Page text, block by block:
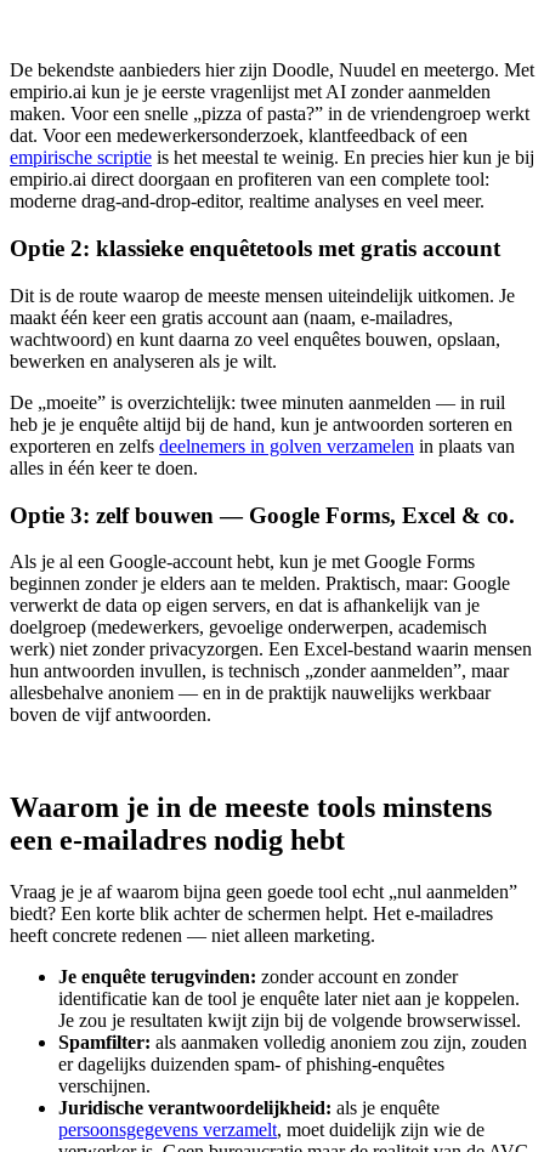
De bekendste aanbieders hier zijn Doodle, Nuudel en meetergo. Met
empirio.ai kun je je eerste vragenlijst met AI zonder aanmelden
maken. Voor een snelle „pizza of pasta?” in de vriendengroep werkt
dat. Voor een medewerkersonderzoek, klantfeedback of een
empirische scriptie is het meestal te weinig. En precies hier kun je bij
empirio.ai direct doorgaan en profiteren van een complete tool:
moderne drag-and-drop-editor, realtime analyses en veel meer.
Optie 2: klassieke enquêtetools met gratis account
Dit is de route waarop de meeste mensen uiteindelijk uitkomen. Je
maakt één keer een gratis account aan (naam, e-mailadres,
wachtwoord) en kunt daarna zo veel enquêtes bouwen, opslaan,
bewerken en analyseren als je wilt.
De „moeite” is overzichtelijk: twee minuten aanmelden — in ruil
heb je je enquête altijd bij de hand, kun je antwoorden sorteren en
exporteren en zelfs deelnemers in golven verzamelen in plaats van
alles in één keer te doen.
Optie 3: zelf bouwen — Google Forms, Excel & co.
Als je al een Google-account hebt, kun je met Google Forms
beginnen zonder je elders aan te melden. Praktisch, maar: Google
verwerkt de data op eigen servers, en dat is afhankelijk van je
doelgroep (medewerkers, gevoelige onderwerpen, academisch
werk) niet zonder privacyzorgen. Een Excel-bestand waarin mensen
hun antwoorden invullen, is technisch „zonder aanmelden”, maar
allesbehalve anoniem — en in de praktijk nauwelijks werkbaar
boven de vijf antwoorden.
Waarom je in de meeste tools minstens
een e-mailadres nodig hebt
Vraag je je af waarom bijna geen goede tool echt „nul aanmelden”
biedt? Een korte blik achter de schermen helpt. Het e-mailadres
heeft concrete redenen — niet alleen marketing.
Je enquête terugvinden: zonder account en zonder
identificatie kan de tool je enquête later niet aan je koppelen.
Je zou je resultaten kwijt zijn bij de volgende browserwissel.
Spamfilter: als aanmaken volledig anoniem zou zijn, zouden
er dagelijks duizenden spam- of phishing-enquêtes
verschijnen.
Juridische verantwoordelijkheid: als je enquête
persoonsgegevens verzamelt, moet duidelijk zijn wie de